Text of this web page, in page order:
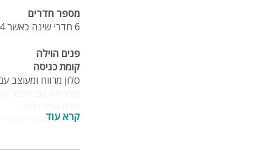
מספר חדרים
6 חדרי שינה כאשר 4 מהם סוויטות ו-5 חדרי רחצה
פנים הוילה
קומת כניסה
סלון מרווח ומעוצב
חדר משחקים הכולל
קרא עוד